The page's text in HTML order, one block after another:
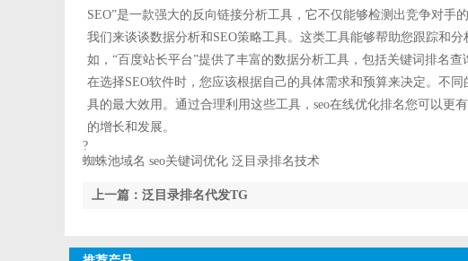
SEO”是一款强大的反向链接分析工具，它不仅能够检测出竞争对手
我们来谈谈数据分析和SEO策略工具。这类工具能够帮助您跟踪和
如，“百度站长平台”提供了丰富的数据分析工具，包括关键词排名
在选择SEO软件时，您应该根据自己的具体需求和预算来决定。不
具的最大效用。通过合理利用这些工具，seo在线优化排名您可以
的增长和发展。
?
蜘蛛池域名 seo关键词优化 泛目录排名技术
上一篇：泛目录排名代发TG